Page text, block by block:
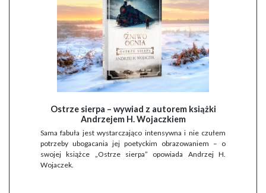
Ostrze sierpa – wywiad z autorem książki
Andrzejem H. Wojaczkiem
Sama fabuła jest wystarczająco intensywna i nie czułem
potrzeby ubogacania jej poetyckim obrazowaniem – o
swojej książce „Ostrze sierpa” opowiada Andrzej H.
Wojaczek.